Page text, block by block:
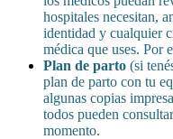
hospitales necesitan,
identidad y cualquier
médica que uses. Por
Plan de parto (si
plan de parto con tu
algunas copias
todos pueden
momento.